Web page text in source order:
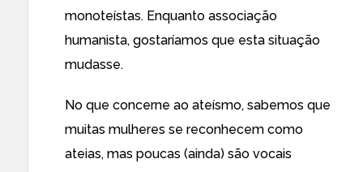
monoteístas. Enquanto associação
humanista, gostaríamos que esta situação
mudasse.
No que concerne ao ateísmo, sabemos que
muitas mulheres se reconhecem como
ateias, mas poucas (ainda) são vocais